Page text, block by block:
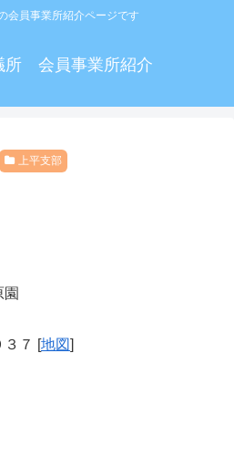
会員事業所紹介ページです
所 会員事業所紹介
上平支部
園
３７ [地図]